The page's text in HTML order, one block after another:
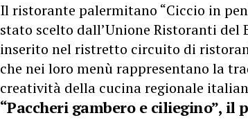
Il ristorante palermitano “Ciccio in
stato scelto dall’Unione Ristoranti del
inserito nel ristretto circuito di
che nei loro menù rappresentano la
creatività della cucina regionale
“Paccheri gambero e ciliegino”, il